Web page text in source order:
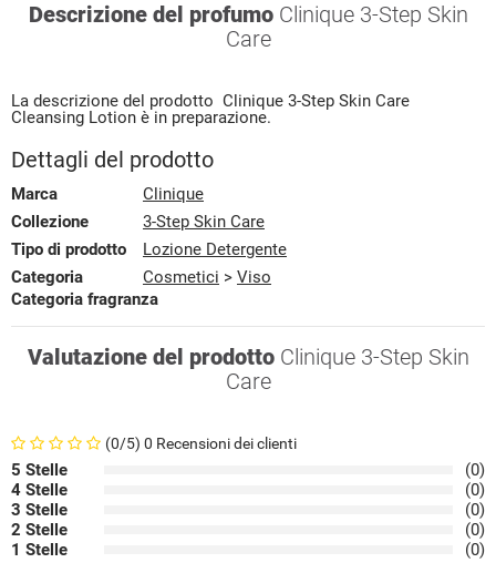
Descrizione del profumo Clinique 3-Step Skin
Care
La descrizione del prodotto Clinique 3-Step Skin Care
Cleansing Lotion è in preparazione.
Dettagli del prodotto
Marca
Clinique
Collezione
3-Step Skin Care
Tipo di prodotto
Lozione Detergente
Categoria
Cosmetici > Viso
Categoria fragranza
Valutazione del prodotto Clinique 3-Step Skin
Care
(0/5) 0 Recensioni dei clienti
5 Stelle
(0)
4 Stelle
(0)
3 Stelle
(0)
2 Stelle
(0)
1 Stelle
(0)